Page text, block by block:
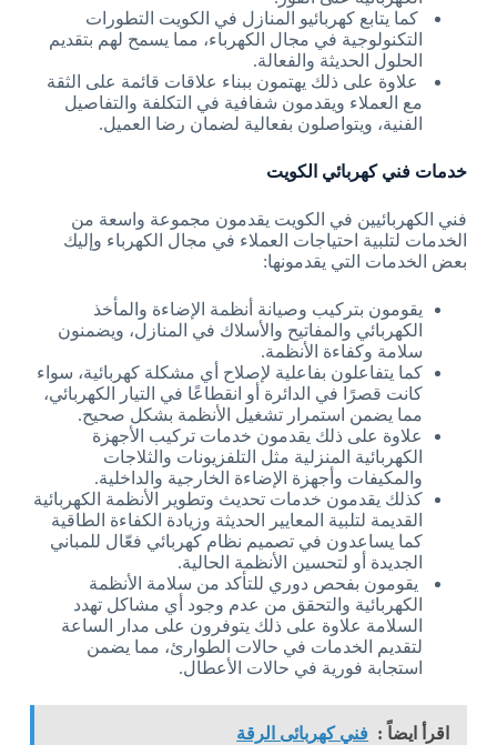
كما يتابع كهربائيو المنازل في الكويت التطورات
التكنولوجية في مجال الكهرباء، مما يسمح لهم بتقديم
الحلول الحديثة والفعالة.
علاوة على ذلك يهتمون ببناء علاقات قائمة على الثقة
مع العملاء ويقدمون شفافية في التكلفة والتفاصيل
الفنية، ويتواصلون بفعالية لضمان رضا العميل.
خدمات فني كهربائي الكويت
فني الكهربائيين في الكويت يقدمون مجموعة واسعة من
الخدمات لتلبية احتياجات العملاء في مجال الكهرباء وإليك
بعض الخدمات التي يقدمونها:
يقومون بتركيب وصيانة أنظمة الإضاءة والمأخذ
الكهربائي والمفاتيح والأسلاك في المنازل، ويضمنون
سلامة وكفاءة الأنظمة.
كما يتفاعلون بفاعلية لإصلاح أي مشكلة كهربائية، سواء
كانت قصرًا في الدائرة أو انقطاعًا في التيار الكهربائي،
مما يضمن استمرار تشغيل الأنظمة بشكل صحيح.
علاوة على ذلك يقدمون خدمات تركيب الأجهزة
الكهربائية المنزلية مثل التلفزيونات والثلاجات
والمكيفات وأجهزة الإضاءة الخارجية والداخلية.
كذلك يقدمون خدمات تحديث وتطوير الأنظمة الكهربائية
القديمة لتلبية المعايير الحديثة وزيادة الكفاءة الطاقية
كما يساعدون في تصميم نظام كهربائي فعّال للمباني
الجديدة أو لتحسين الأنظمة الحالية.
يقومون بفحص دوري للتأكد من سلامة الأنظمة
الكهربائية والتحقق من عدم وجود أي مشاكل تهدد
السلامة علاوة على ذلك يتوفرون على مدار الساعة
لتقديم الخدمات في حالات الطوارئ، مما يضمن
استجابة فورية في حالات الأعطال.
اقرأ ايضاً : فني كهربائى الرقة